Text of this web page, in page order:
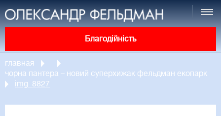
Благодійність
главная
чорна пантера – новий суперхижак фельдман екопарк
img_8827